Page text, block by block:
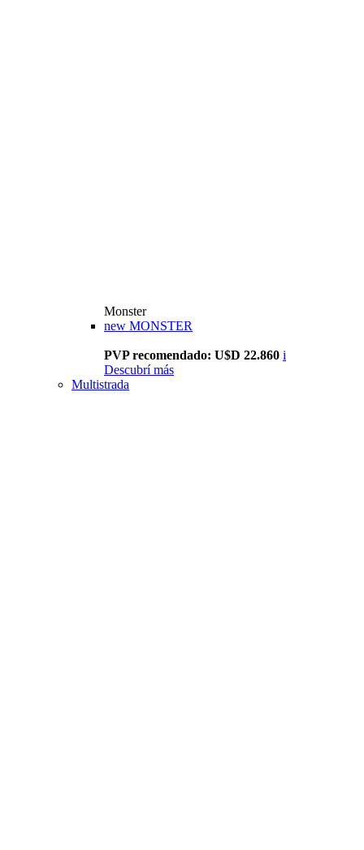
Monster
new MONSTER
PVP recomendado: U$D 22.860 i
Descubrí más
Multistrada